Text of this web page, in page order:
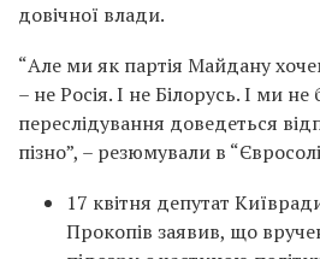
довічної влади.
“Але ми як партія Майдану
– не Росія. І не Білорусь. І ми не
переслідування доведеться
пізно”, – резюмували в
17 квітня депутат
Прокопів заявив, що